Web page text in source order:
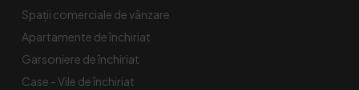
Spaţii comerciale de vânzare
Apartamente de închiriat
Garsoniere de închiriat
Case - Vile de închiriat